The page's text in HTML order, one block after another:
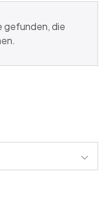
gefunden, die